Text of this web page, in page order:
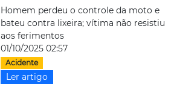
Homem perdeu o controle da moto e
bateu contra lixeira; vítima não resistiu
aos ferimentos
01/10/2025 02:57
Acidente
Ler artigo